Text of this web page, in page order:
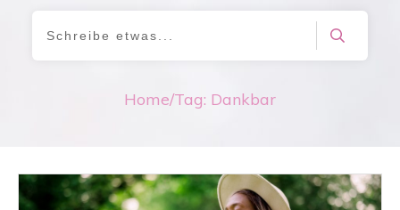
Home/Tag: Dankbar